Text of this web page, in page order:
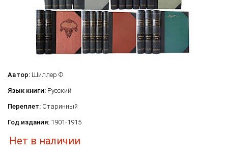
по названию по цене
по году издания
по дате поступления (новинки)
Сбросить фильтр
Автор: Шиллер Ф.
Язык книги: Русский
Переплет: Старинный
Год издания: 1901-1915
Нет в наличии